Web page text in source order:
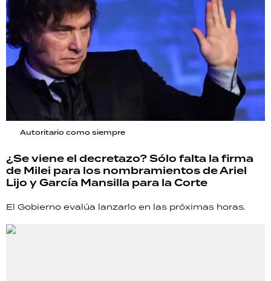
Autoritario como siempre
¿Se viene el decretazo? Sólo falta la firma
de Milei para los nombramientos de Ariel
Lijo y García Mansilla para la Corte
El Gobierno evalúa lanzarlo en las próximas horas.